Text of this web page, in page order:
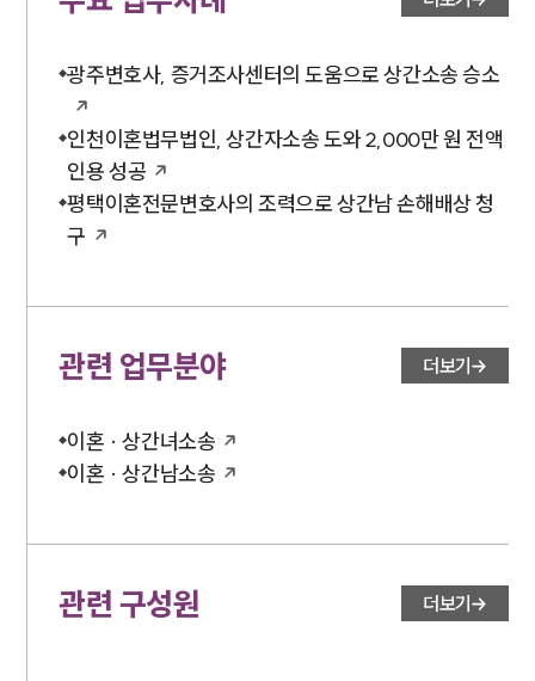
광주변호사, 증거조사센터의 도움으로 상간소송 승소
인천이혼법무법인, 상간자소송 도와 2,000만 원 전액
인용 성공
평택이혼전문변호사의 조력으로 상간남 손해배상 청
구
관련 업무분야 더보기
이혼 · 상간녀소송
이혼 · 상간남소송
관련 구성원 더보기